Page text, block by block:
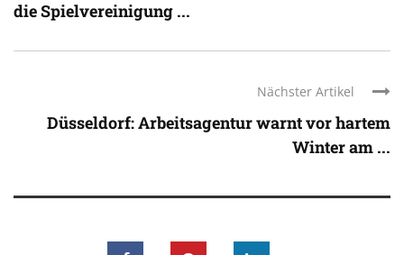
die Spielvereinigung ...
Nächster Artikel
Düsseldorf: Arbeitsagentur warnt vor hartem
Winter am ...